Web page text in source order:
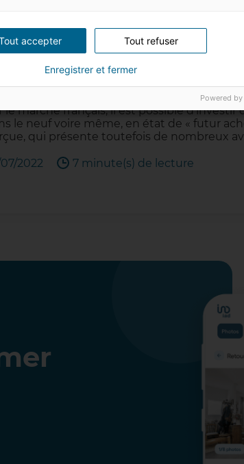
ce la VEFA (Vente
le marché français, il est possible d’investir
le neuf voire même, en état de « futur
qui présente toutefois de nombreux
2022 7 minute(s) de lecture
accepter Tout refuser
Enregistrer et fermer
Powered by